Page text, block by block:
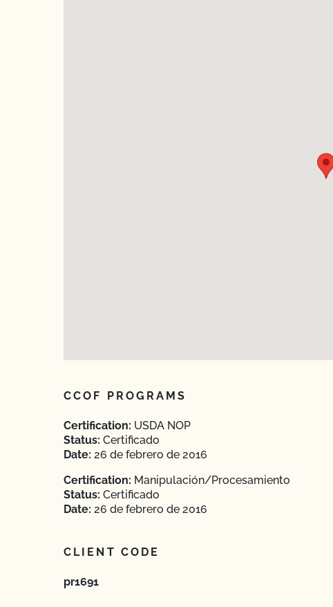
CCOF PROGRAMS
Certification: USDA NOP
Status: Certificado
Date: 26 de febrero de 2016
Certification: Manipulación/Procesamiento
Status: Certificado
Date: 26 de febrero de 2016
CLIENT CODE
pr1691